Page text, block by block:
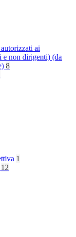
ai
e non dirigenti) (da
8
1
12